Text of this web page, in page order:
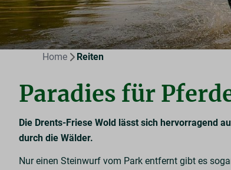
Home Reiten
Paradies für
Die Drents-Friese Wold lässt sich hervorragend
durch die Wälder.
Nur einen Steinwurf vom Park entfernt gibt es